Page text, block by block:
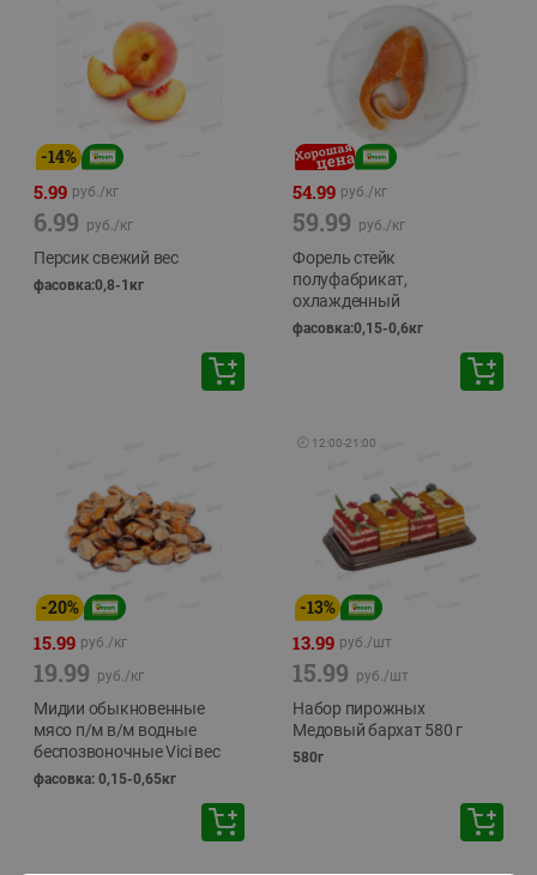
-14%
5.99 руб./кг
6.99 руб./кг
Персик свежий вес
фасовка:0,8-1кг
54.99 руб./кг
59.99 руб./кг
Форель стейк
полуфабрикат,
охлажденный
фасовка:0,15-0,6кг
-20%
15.99 руб./кг
19.99 руб./кг
Мидии обыкновенные
мясо п/м в/м водные
беспозвоночные Vici вес
фасовка: 0,15-0,65кг
🕘 12:00-21:00
-13%
13.99 руб./шт
15.99 руб./шт
Набор пирожных
Медовый бархат 580 г
580г